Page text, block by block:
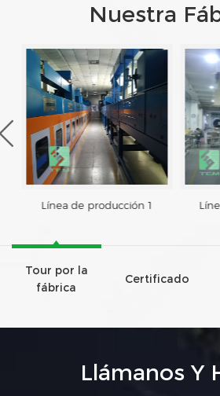
Nuestra
Línea de producción 1
Tour por la
fábrica
Certificado
Llámanos Y